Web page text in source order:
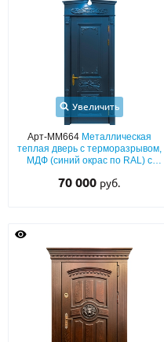
Увеличить
Арт-ММ664 Металлическая
теплая дверь с терморазрывом,
МДФ (синий окрас по RAL) с
70 000 руб.